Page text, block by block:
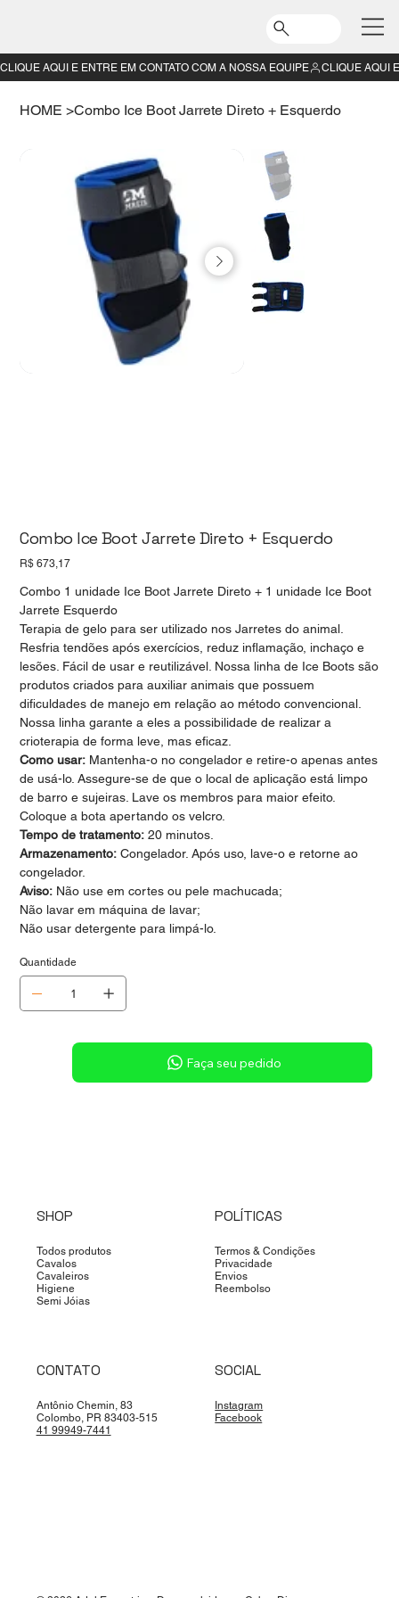
HOME >Combo Ice Boot Jarrete Direto + Esquerdo
Combo Ice Boot Jarrete Direto + Esquerdo
Preço
R$ 673,17
Combo 1 unidade Ice Boot Jarrete Direto + 1 unidade Ice Boot
Jarrete Esquerdo
Terapia de gelo para ser utilizado nos Jarretes do animal.
Resfria tendões após exercícios, reduz inflamação, inchaço e
lesões. Fácil de usar e reutilizável. Nossa linha de Ice Boots são
produtos criados para auxiliar animais que possuem
dificuldades de manejo em relação ao método convencional.
Nossa linha garante a eles a possibilidade de realizar a
crioterapia de forma leve, mas eficaz.
Como usar: Mantenha-o no congelador e retire-o apenas antes
de usá-lo. Assegure-se de que o local de aplicação está limpo
de barro e sujeiras. Lave os membros para maior efeito.
Coloque a bota apertando os velcro.
Tempo de tratamento: 20 minutos.
Armazenamento: Congelador. Após uso, lave-o e retorne ao
congelador.
Aviso: Não use em cortes ou pele machucada;
Não lavar em máquina de lavar;
Não usar detergente para limpá-lo.
Quantidade
Sob consulta
Faça seu pedido
CLIQUE AQUI E ENTRE EM CONTATO COM A NOSSA EQUIPE
SHOP
Todos produtos
Cavalos
Cavaleiros
Higiene
Semi Jóias
POLÍTICAS
Termos & Condições
Privacidade
Envios
Reembolso
CONTATO
Antônio Chemin, 83
Colombo, PR 83403-515
41 99949-7441
SOCIAL
Instagram
Facebook